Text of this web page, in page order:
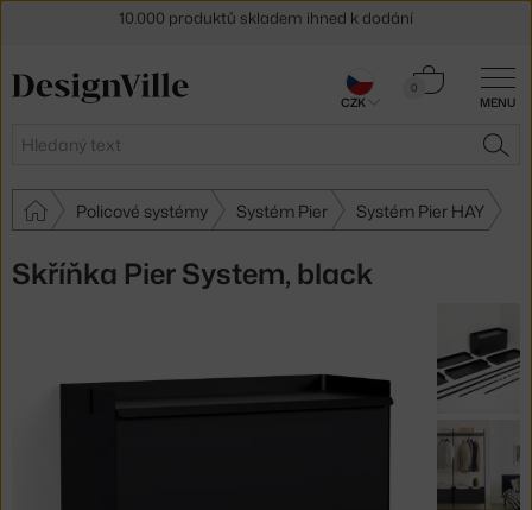
MENU
Hledat
0
Košík
Policové systémy Systém Pier Systém Pier HAY
Skříňka Pier System, black
30 dní na vrácení zboží
CZK